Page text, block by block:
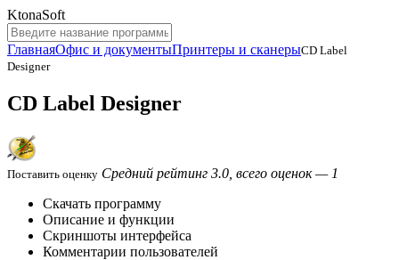
KtonaSoft
ГлавнаяОфис и документыПринтеры и сканерыCD Label
Designer
CD Label Designer
Поставить оценку Средний рейтинг 3.0, всего оценок — 1
Скачать программу
Описание и функции
Скриншоты интерфейса
Комментарии пользователей